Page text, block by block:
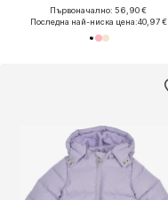
Първоначално: 56,90 €
Последна най-ниска цена:40,97 €